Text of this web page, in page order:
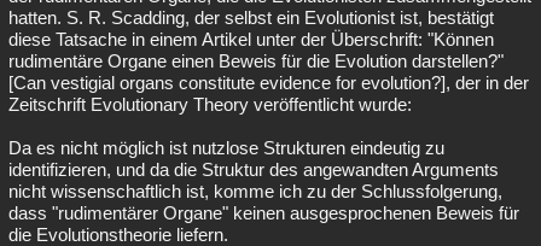
hatten. S. R. Scadding, der selbst ein Evolutionist ist, bestätigt
diese Tatsache in einem Artikel unter der Überschrift: "Können
rudimentäre Organe einen Beweis für die Evolution darstellen?"
[Can vestigial organs constitute evidence for evolution?], der in der
Zeitschrift Evolutionary Theory veröffentlicht wurde:
Da es nicht möglich ist nutzlose Strukturen eindeutig zu
identifizieren, und da die Struktur des angewandten Arguments
nicht wissenschaftlich ist, komme ich zu der Schlussfolgerung,
dass "rudimentärer Organe" keinen ausgesprochenen Beweis für
die Evolutionstheorie liefern.